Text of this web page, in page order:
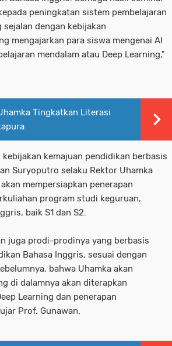
peningkatan sistem pembelajaran
dengan kebijakan
mengajarkan para siswa mengenai AI
mendalam atau Deep Learning,"
Tingkatkan Literasi
kemajuan pendidikan berbasis
Suryoputro selaku Rektor Uhamka
mempersiapkan penerapan
program studi keguruan,
baik S1 dan S2.
juga prodi-prodinya yang berbasis
Bahasa Inggris, sesuai dengan
bahwa Uhamka akan
di dalamnya akan diterapkan
Learning dan penerapan
Prof. Gunawan.